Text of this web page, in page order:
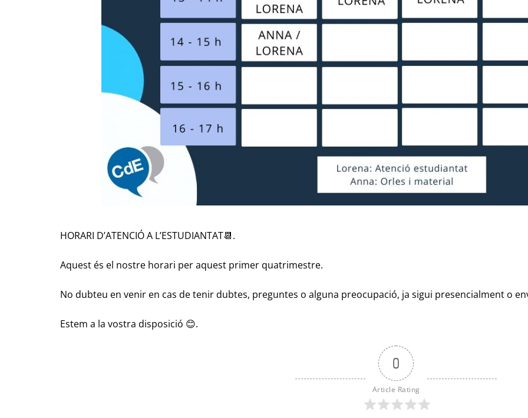
HORARI D’ATENCIÓ A L’ESTUDIANTAT📆.
Aquest és el nostre horari per aquest primer quatrimestre.
No dubteu en venir en cas de tenir dubtes, preguntes o alguna preocupació, ja sigui presencialment o
Estem a la vostra disposició 😊.
0
Article Rating